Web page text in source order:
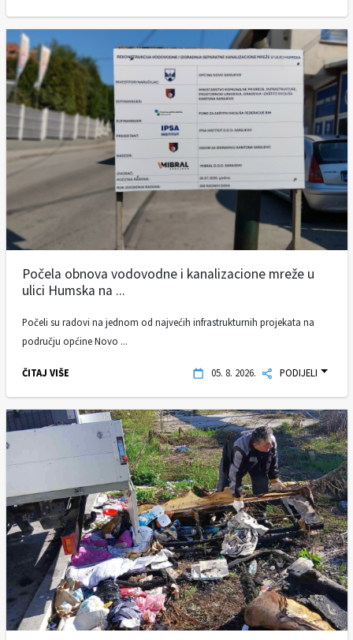
Počela obnova vodovodne i kanalizacione mreže u
ulici Humska na ...
Počeli su radovi na jednom od najvećih infrastrukturnih projekata na
području općine Novo ...
ČITAJ VIŠE 05. 8. 2026. PODIJELI